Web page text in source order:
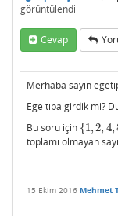
görüntülendi
Cevap
Merhaba sayın
Ege tıpa girdik mi?
Bu soru için {1, 2, 4,
{1,2,4 ,8,
toplamı olmayan
15 Ekim 2016 Mehmet